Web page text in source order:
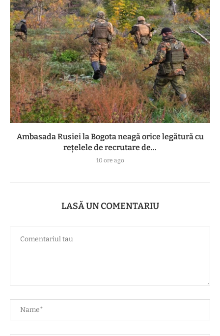
Ambasada Rusiei la Bogota neagă orice legătură cu
reţelele de recrutare de...
10 ore ago
LASĂ UN COMENTARIU